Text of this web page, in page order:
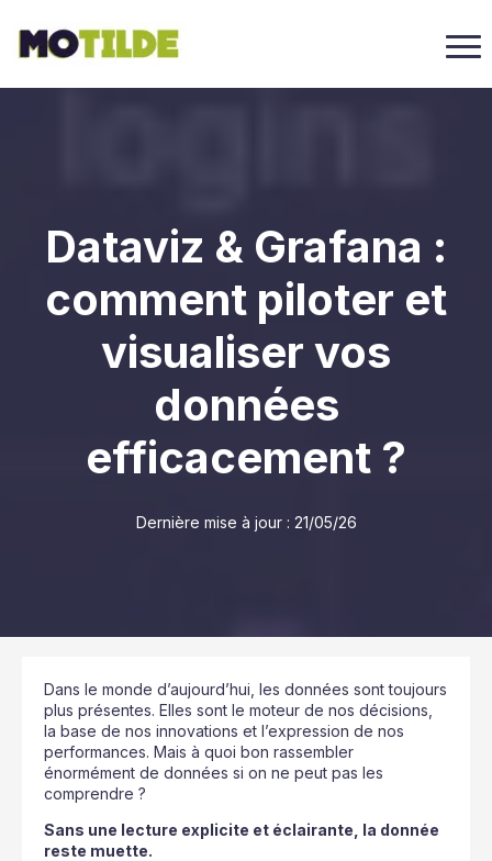
Dataviz & Grafana :
comment piloter et
visualiser vos
données
efficacement ?
Dernière mise à jour : 21/05/26
Dans le monde d’aujourd’hui, les données sont toujours
plus présentes. Elles sont le moteur de nos décisions,
la base de nos innovations et l’expression de nos
performances. Mais à quoi bon rassembler
énormément de données si on ne peut pas les
comprendre ?
Sans une lecture explicite et éclairante, la donnée
reste muette.